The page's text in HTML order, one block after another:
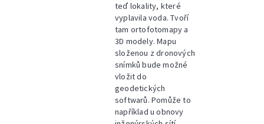
teď lokality, které
vyplavila voda. Tvoří
tam ortofotomapy a
3D modely. Mapu
složenou z dronových
snímků bude možné
vložit do
geodetických
softwarů. Pomůže to
například u obnovy